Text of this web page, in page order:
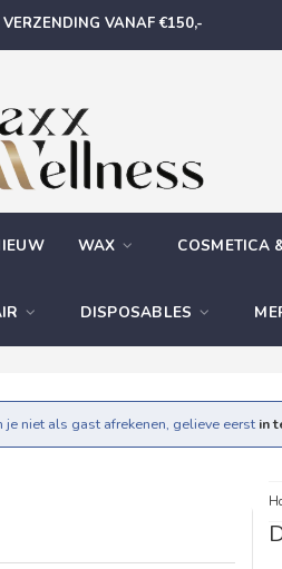
VERZENDING VANAF €150,-
WAX COSMETICA
DISPOSABLES
je niet als gast afrekenen, gelieve eerst in